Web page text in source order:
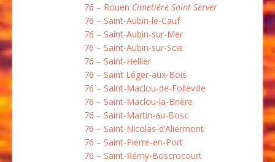
76 – Rouen Cimetière Saint Server
76 – Saint-Aubin-le-Cauf
76 – Saint-Aubin-sur-Mer
76 – Saint-Aubin-sur-Scie
76 – Saint-Hellier
76 – Saint Léger-aux-Bois
76 – Saint-Maclou-de-Folleville
76 – Saint-Maclou-la-Brière
76 – Saint-Martin-au-Bosc
76 – Saint-Nicolas-d’Aliermont
76 – Saint-Pierre-en-Port
76 – Saint-Rémy-Boscrocourt